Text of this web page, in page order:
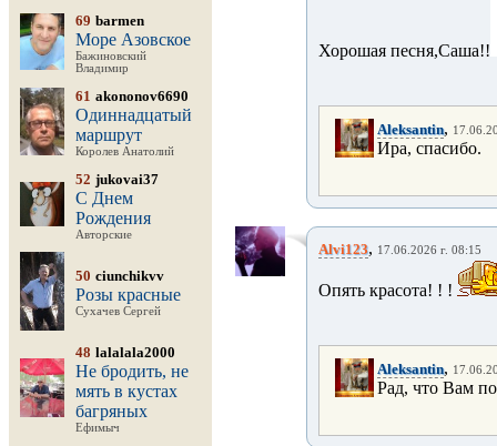
69 barmen
Море Азовское
Бажиновский
Владимир
61 akononov6690
Одиннадцатый
маршрут
Королев Анатолий
52 jukovai37
С Днем
Рождения
Авторские
50 ciunchikvv
Розы красные
Сухачев Сергей
48 lalalala2000
Не бродить, не
мять в кустах
багряных
Ефимыч
Хорошая песня,Саша!!
Aleksantin,
Ира, спасибо.
Alvi123, 17.06.2026 г. 08:15
Опять красота! ! !
Aleksantin,
Рад, что Вам